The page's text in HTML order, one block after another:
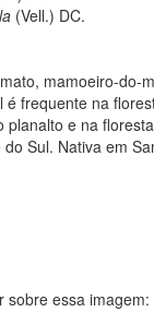
(Vell.) DC.
mamoeiro-do-
é frequente na
planalto e na
Sul. Nativa em
sobre essa imagem: